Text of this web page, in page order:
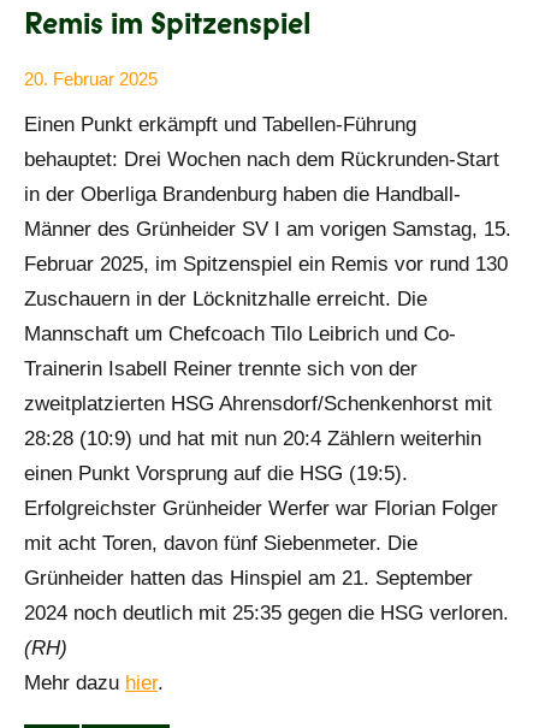
Remis im Spitzenspiel
Beiträge
20. Februar 2025
Beißer
Einen Punkt erkämpft und Tabellen-Führung
behauptet: Drei Wochen nach dem Rückrunden-Start
in der Oberliga Brandenburg haben die Handball-
Männer des Grünheider SV I am vorigen Samstag, 15.
Februar 2025, im Spitzenspiel ein Remis vor rund 130
Zuschauern in der Löcknitzhalle erreicht. Die
Mannschaft um Chefcoach Tilo Leibrich und Co-
Trainerin Isabell Reiner trennte sich von der
zweitplatzierten HSG Ahrensdorf/Schenkenhorst mit
28:28 (10:9) und hat mit nun 20:4 Zählern weiterhin
einen Punkt Vorsprung auf die HSG (19:5).
Erfolgreichster Grünheider Werfer war Florian Folger
mit acht Toren, davon fünf Siebenmeter. Die
Grünheider hatten das Hinspiel am 21. September
2024 noch deutlich mit 25:35 gegen die HSG verloren.
(RH)
Mehr dazu hier.